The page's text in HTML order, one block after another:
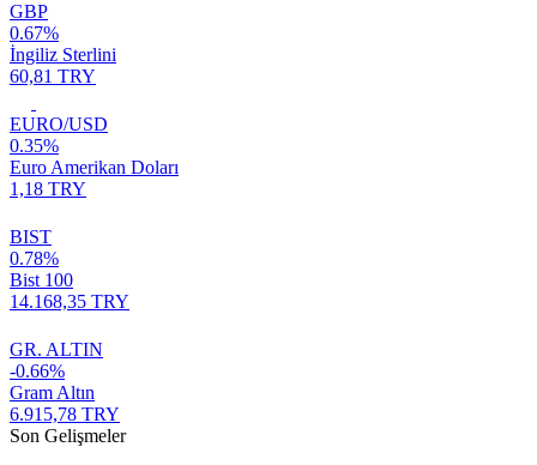
GBP
0.67%
İngiliz Sterlini
60,81 TRY
EURO/USD
0.35%
Euro Amerikan Doları
1,18 TRY
BIST
0.78%
Bist 100
14.168,35 TRY
GR. ALTIN
-0.66%
Gram Altın
6.915,78 TRY
Son Gelişmeler